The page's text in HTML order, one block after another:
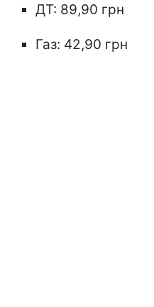
ДТ: 89,90 грн
Газ: 42,90 грн